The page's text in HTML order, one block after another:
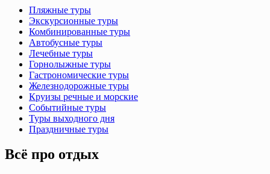
Пляжные туры
Экскурсионные туры
Комбинированные туры
Автобусные туры
Лечебные туры
Горнолыжные туры
Гастрономические туры
Железнодорожные туры
Круизы речные и морские
Событийные туры
Туры выходного дня
Праздничные туры
Всё про отдых